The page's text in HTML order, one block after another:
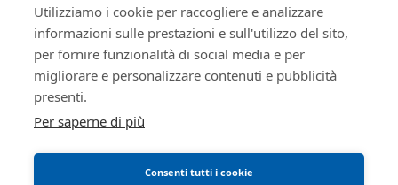
true
ID lotto
2337403
Primo
identificativo
lotto
2337403
Codice lotto
1
Regolamento di partecipazione alle vendite
telematiche
Informativa cookie
Requisiti tecnici
Utilizziamo i cookie per raccogliere e analizzare
informazioni sulle prestazioni e sull'utilizzo del sito,
per fornire funzionalità di social media e per
migliorare e personalizzare contenuti e pubblicità
presenti.
Per saperne di più
Consenti tutti i cookie